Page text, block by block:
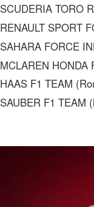
SCUDERIA TORO
RENAULT SPORT
SAHARA FORCE
MCLAREN HONDA
HAAS F1 TEAM
SAUBER F1 TEAM